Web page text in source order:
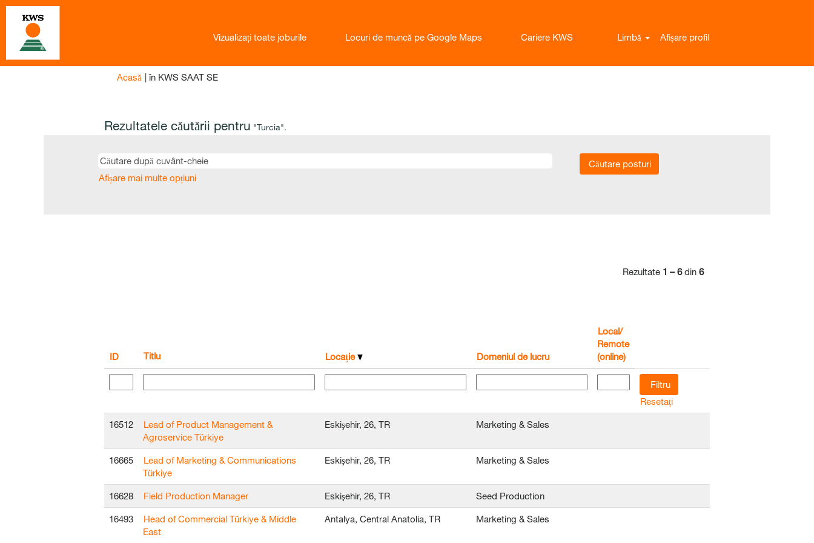
Vizualizați toate joburile Locuri de muncă pe Google Maps Cariere KWS Limbă Afișare profil
Acasă | în KWS SAAT SE(pagina
Rezultatele căutării pentru "Turcia".
Afișare mai multe opțiuni
Rezultate 1 – 6din 6
ID Titlu Locație Domeniul de lucru
Local/
Remote
(online)
Resetați
16512
Lead of Product Management &
Agroservice Türkiye
Eskişehir, 26, TR Marketing & Sales
16665
Lead of Marketing & Communications
Türkiye
Eskişehir, 26, TR Marketing & Sales
16628 Field Production Manager Eskişehir, 26, TR Seed Production
16493
Head of Commercial Türkiye & Middle
East
Antalya, Central Anatolia, TR Marketing & Sales